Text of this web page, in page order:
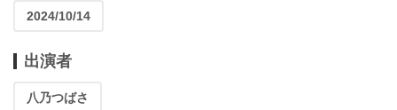
2024/10/14
出演者
八乃つばさ